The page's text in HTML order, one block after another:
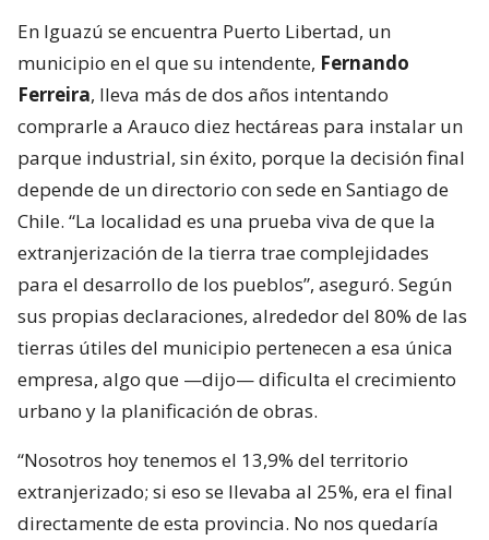
En Iguazú se encuentra Puerto Libertad, un
municipio en el que su intendente, Fernando
Ferreira, lleva más de dos años intentando
comprarle a Arauco diez hectáreas para instalar un
parque industrial, sin éxito, porque la decisión final
depende de un directorio con sede en Santiago de
Chile. “La localidad es una prueba viva de que la
extranjerización de la tierra trae complejidades
para el desarrollo de los pueblos”, aseguró. Según
sus propias declaraciones, alrededor del 80% de las
tierras útiles del municipio pertenecen a esa única
empresa, algo que —dijo— dificulta el crecimiento
urbano y la planificación de obras.
“Nosotros hoy tenemos el 13,9% del territorio
extranjerizado; si eso se llevaba al 25%, era el final
directamente de esta provincia. No nos quedaría